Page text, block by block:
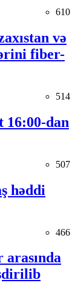
610
və
fiber-
514
16:00-dan
507
həddi
466
arasında